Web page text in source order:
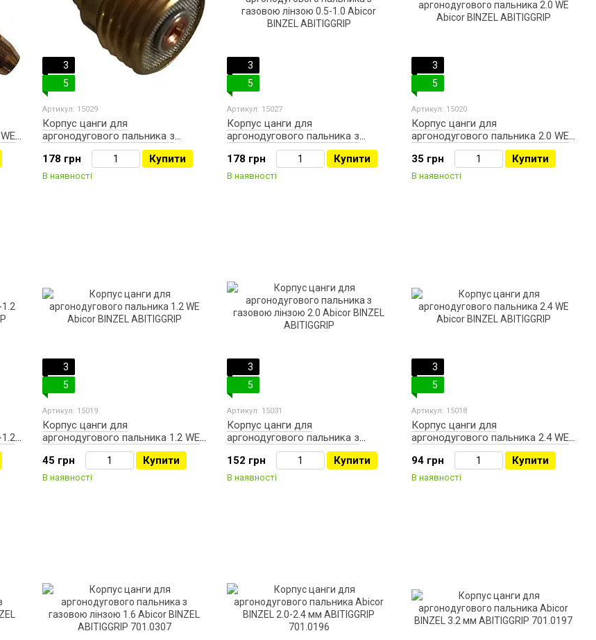
3
5
Артикул: 15029
Корпус цанги для
аргонодугового пальника з
газовою лінзою 2.4 Abicor BINZEL
ABITIGGRIP
178 грн Купити
В наявності
3
5
Артикул: 15027
Корпус цанги для
аргонодугового пальника з
газовою лінзою 0.5-1.0 Abicor
BINZEL ABITIGGRIP
178 грн Купити
В наявності
3
5
Артикул: 15020
Корпус цанги для
аргонодугового пальника 2.0 WE
Abicor BINZEL ABITIGGRIP
35 грн
Купити
В наявності
3
5
Артикул: 15019
Корпус цанги для
аргонодугового пальника 1.2 WE
Abicor BINZEL ABITIGGRIP
45 грн
Купити
В наявності
3
5
Артикул: 15031
Корпус цанги для
аргонодугового пальника з
газовою лінзою 2.0 Abicor BINZEL
ABITIGGRIP
152 грн Купити
В наявності
3
5
Артикул: 15018
Корпус цанги для
аргонодугового пальника 2.4 WE
Abicor BINZEL ABITIGGRIP
94 грн
Купити
В наявності